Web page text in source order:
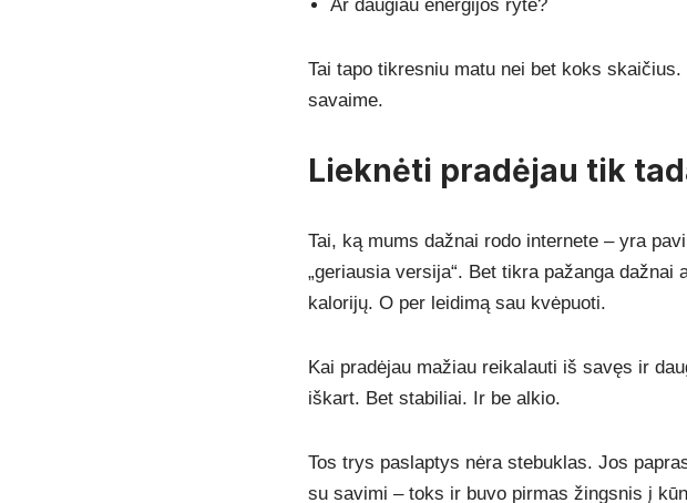
Ar daugiau energijos ryte?
Tai tapo tikresniu matu nei bet koks
savaime.
Lieknėti pradėjau tik
Tai, ką mums dažnai rodo internete – yra
„geriausia versija“. Bet tikra pažanga
kalorijų. O per leidimą sau kvėpuoti.
Kai pradėjau mažiau reikalauti iš savęs ir
iškart. Bet stabiliai. Ir be alkio.
Tos trys paslaptys nėra stebuklas. Jos
su savimi – toks ir buvo pirmas žingsnis į